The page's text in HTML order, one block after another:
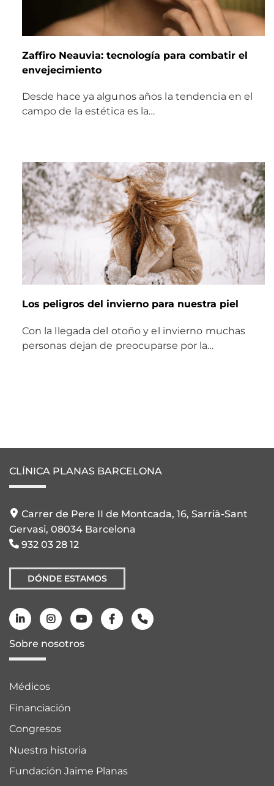
Zaffiro Neauvia: tecnología para combatir el
envejecimiento
Desde hace ya algunos años la tendencia en el
campo de la estética es la…
Los peligros del invierno para nuestra piel
Con la llegada del otoño y el invierno muchas
personas dejan de preocuparse por la…
CLÍNICA PLANAS BARCELONA
Carrer de Pere II de Montcada, 16, Sarrià-Sant
Gervasi, 08034 Barcelona
932 03 28 12
DÓNDE ESTAMOS
Sobre nosotros
Médicos
Financiación
Congresos
Nuestra historia
Fundación Jaime Planas